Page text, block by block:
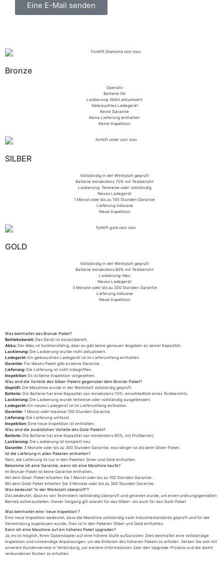
Eine E-Mail senden
Bronze
Operativ
Batterie OK
Lackierung: Nicht aktualisiert
Gebrauchtes Ladegerät
Keine Garantie
Keine Lieferung enthalten
Keine Inspektion
SILBER
Vollständig in der Werkstatt geprüft
Batterie mindestens 70% mit Testbericht
Lackierung: Teilweise oder vollständig
Neues Ladegerät
1 Monat oder bis zu 100 Stunden Garantie
Lieferung inklusive
Neue Inspektion
GOLD
Vollständig in der Werkstatt geprüft
Batterie mindestens 80% mit Testbericht
Lackierung: Neu
Neues Ladegerät
3 Monate oder bis zu 300 Stunden Garantie
Lieferung inklusive
Neue Inspektion
Was beinhaltet das Bronze-Paket?
Betriebsbereit: Das Gerät ist einsatzbereit.
Akku: Der Akku ist funktionsfähig, aber es gibt keine genauen Angaben zu seiner Kapazität.
Lackierung: Die Lackierung wurde nicht aktualisiert.
Ladegerät: Ein gebrauchtes Ladegerät ist im Lieferumfang enthalten.
Garantie: Für dieses Paket gibt es keine Garantie.
Lieferung: Die Lieferung ist nicht inbegriffen.
Inspektion: Es ist keine Inspektion vorgesehen.
Was sind die Vorteile des Silber-Pakets gegenüber dem Bronze-Paket?
Geprüft: Die Maschine wurde in der Werkstatt vollständig geprüft.
Batterie: Die Batterie hat eine Kapazität von mindestens 70%, einschließlich eines Testberichts.
Lackierung: Die Lackierung wurde teilweise oder vollständig ausgebessert.
Ladegerät: Ein neues Ladegerät ist im Lieferumfang enthalten.
Garantie: 1 Monat oder maximal 100 Stunden Garantie.
Lieferung: Die Lieferung umfasst.
Inspektion: Eine neue Inspektion ist enthalten.
Was sind die zusätzlichen Vorteile des Gold-Pakets?
Batterie: Die Batterie hat eine Kapazität von mindestens 80%, mit Prüfbericht.
Lackierung: Die Lackierung ist komplett neu.
Garantie: 3 Monate oder bis zu 300 Stunden Garantie, was länger ist als beim Silver-Paket.
Ist die Lieferung in allen Paketen enthalten?
Nein, die Lieferung ist nur in den Paketen Silver und Gold enthalten.
Bekomme ich eine Garantie, wenn ich eine Maschine kaufe?
Im Bronze-Paket ist keine Garantie enthalten.
Mit dem Silver-Paket erhalten Sie 1 Monat oder bis zu 100 Stunden Garantie.
Mit dem Gold-Paket erhalten Sie 3 Monate oder bis zu 300 Stunden Garantie.
Was bedeutet "in der Werkstatt überprüft"?
Das bedeutet, dass es von Technikern vollständig überprüft und getestet wurde, um einen ordnungsgemäßen
Betrieb sicherzustellen. Dieser Vorgang gilt sowohl für das Silber- als auch für das Gold-Paket
Was beinhaltet eine 'neue Inspektion'?
Eine neue Inspektion bedeutet, dass die Maschine vollständig nach Industriestandards geprüft und für die
Verwendung zugelassen wurde. Dies ist in den Paketen Silber und Gold enthalten.
Kann ich eine Maschine auf ein höheres Paket upgraden?
Ja, es ist möglich, Ihren Gabelstapler auf eine höhere Stufe aufzurüsten. Dies beinhaltet eine vollständige
Inspektion und notwendige Anpassungen, um die Kriterien des höheren Pakets zu erfüllen. Setzen Sie sich mit
unserem Kundenservice in Verbindung, um weitere Informationen über den Upgrade-Prozess und die damit
verbundenen Kosten zu erhalten.